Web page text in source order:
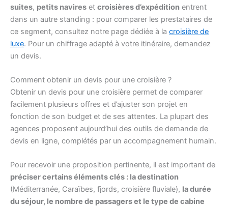
suites, petits navires et croisières d’expédition entrent
dans un autre standing : pour comparer les prestataires de
ce segment, consultez notre page dédiée à la croisière de
luxe. Pour un chiffrage adapté à votre itinéraire, demandez
un devis.
Comment obtenir un devis pour une croisière ?
Obtenir un devis pour une croisière permet de comparer
facilement plusieurs offres et d’ajuster son projet en
fonction de son budget et de ses attentes. La plupart des
agences proposent aujourd’hui des outils de demande de
devis en ligne, complétés par un accompagnement humain.
Pour recevoir une proposition pertinente, il est important de
préciser certains éléments clés : la destination
(Méditerranée, Caraïbes, fjords, croisière fluviale), la durée
du séjour, le nombre de passagers et le type de cabine